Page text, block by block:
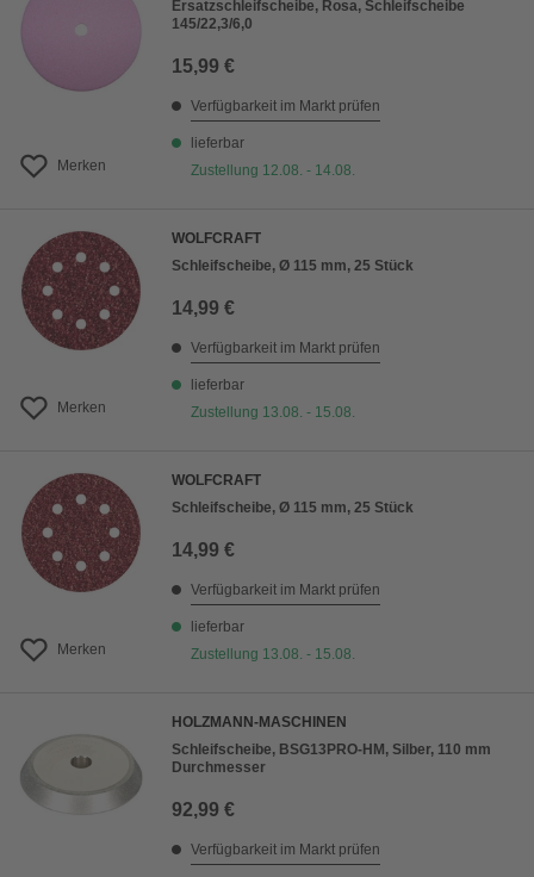
Merken
Ersatzschleifscheibe, Rosa, Schleifscheibe
145/22,3/6,0
15,99 €
Verfügbarkeit im Markt prüfen
lieferbar
Zustellung 12.08. - 14.08.
Merken
WOLFCRAFT
Schleifscheibe, Ø 115 mm, 25 Stück
14,99 €
Verfügbarkeit im Markt prüfen
lieferbar
Zustellung 13.08. - 15.08.
Merken
WOLFCRAFT
Schleifscheibe, Ø 115 mm, 25 Stück
14,99 €
Verfügbarkeit im Markt prüfen
lieferbar
Zustellung 13.08. - 15.08.
HOLZMANN-MASCHINEN
Schleifscheibe, BSG13PRO-HM, Silber, 110 mm
Durchmesser
92,99 €
Verfügbarkeit im Markt prüfen